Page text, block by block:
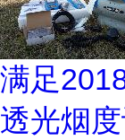
满足
透光烟